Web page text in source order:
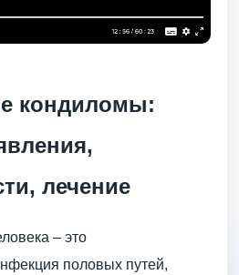
кондиломы:
лечение
– это
половых путей,